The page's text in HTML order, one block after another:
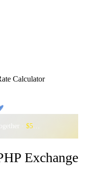
Calculator
· $500,000
Exchange